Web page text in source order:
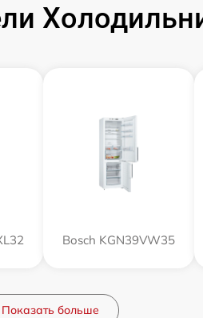
Bosch KGN39VW35
Показать больше